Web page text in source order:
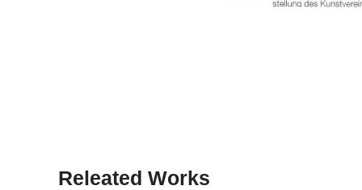
Releated Works